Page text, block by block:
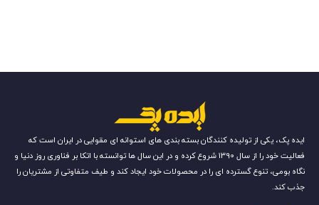
ایده پک، یکی از تولیده کنندگان بسته بندی های استوانه ای مقوایی در ایران است که
فعالیت خود را از سال 1390 شروع کرده و در این سال ها توانسته با اتکا بر فناوری روز دنیا و
نگاه بومی، تنوع گسترده ای را در محصولات خود ایجاد کند و طیف متفاوتی از مشتریان را
جذب کند.